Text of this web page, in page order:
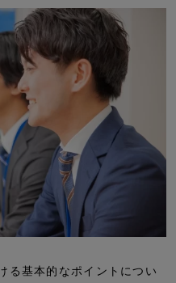
る基本的なポイントについ